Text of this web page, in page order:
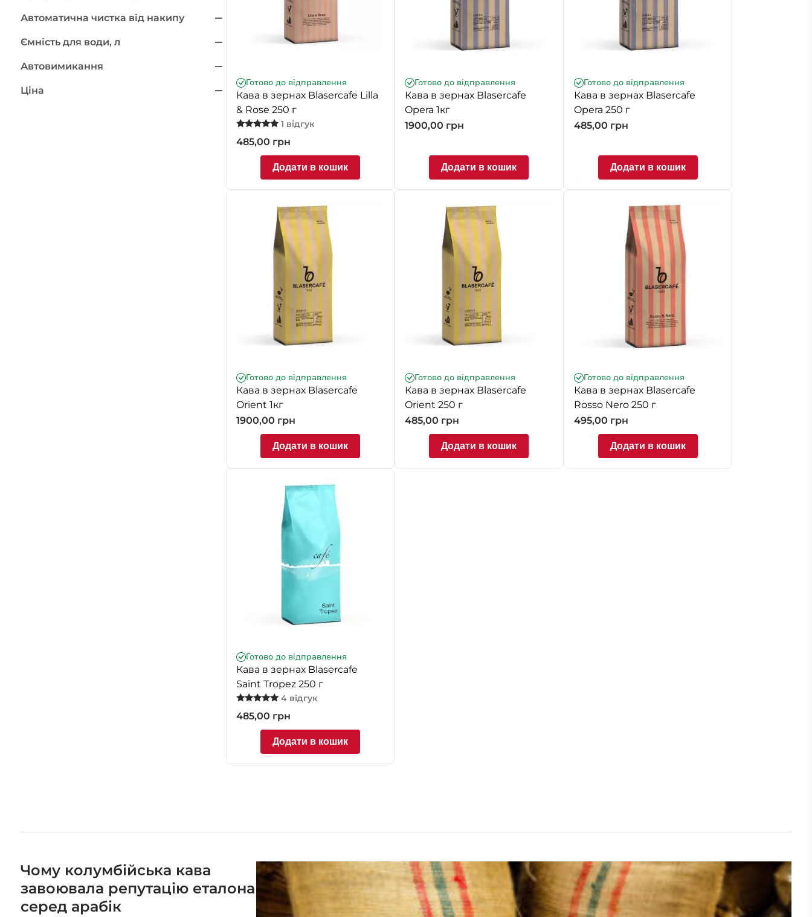
Автоматична чистка від накипу
Ємність для води, л
Автовимикання
Ціна
Готово до відправлення
Кава в зернах Blasercafe Lilla
& Rose 250 г
5.00
1 відгук
485,00 грн
Додати в кошик
Готово до відправлення
Кава в зернах Blasercafe
Opera 1кг
1900,00 грн
Додати в кошик
Готово до відправлення
Кава в зернах Blasercafe
Opera 250 г
485,00 грн
Додати в кошик
Готово до відправлення
Кава в зернах Blasercafe
Orient 1кг
1900,00 грн
Додати в кошик
Готово до відправлення
Кава в зернах Blasercafe
Orient 250 г
485,00 грн
Додати в кошик
Готово до відправлення
Кава в зернах Blasercafe
Rosso Nero 250 г
495,00 грн
Додати в кошик
Готово до відправлення
Кава в зернах Blasercafe
Saint Tropez 250 г
5.00
4 відгук
485,00 грн
Додати в кошик
Чому колумбійська кава
завоювала репутацію еталона
серед арабік